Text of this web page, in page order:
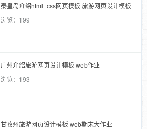
秦皇岛介绍html+css网页模板 旅游网页设计模板
浏览：199
广州介绍旅游网页设计模板 web作业
浏览：193
甘孜州旅游网页设计模板 web期末大作业